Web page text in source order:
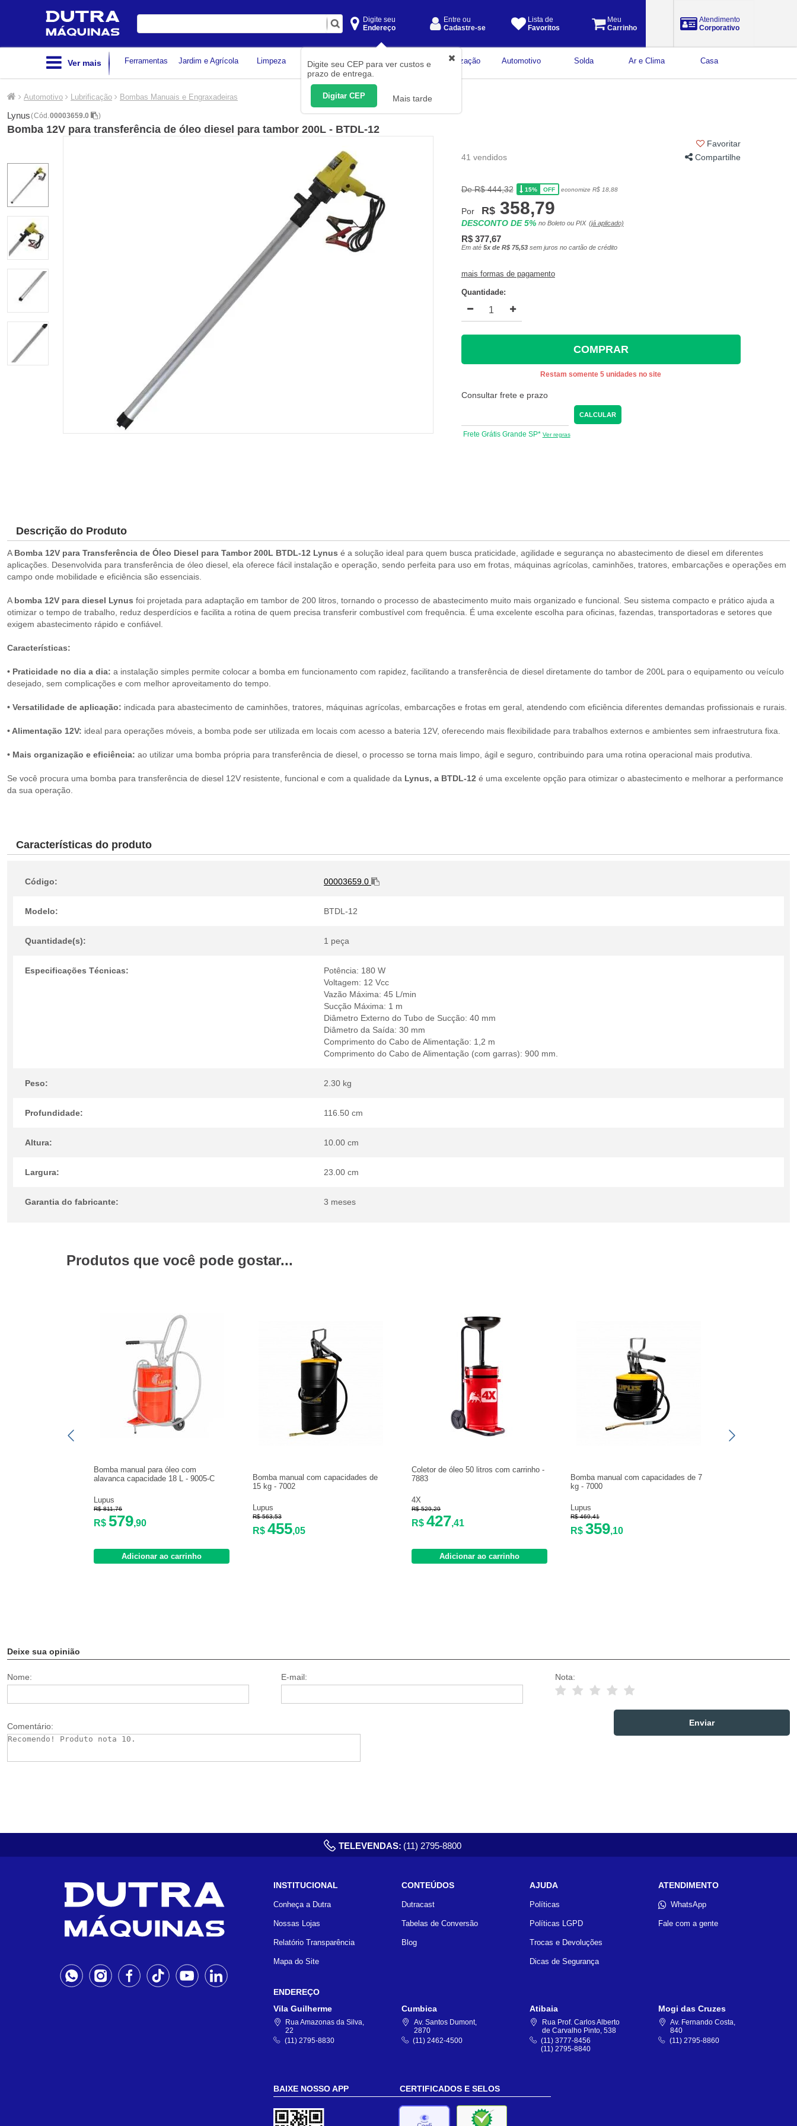
Digite
Digite seu
Endereço
Digite seu CEP para ver custos e
prazo de entrega.
Digitar CEP Mais tarde
Entre ou
Cadastre-se
Lista de
Favoritos
Meu
Carrinho
Atendimento
Corporativo
Ver mais Ferramentas Jardim e Agrícola Limpeza Construção Civil
Medição
Organização Automotivo Solda Ar e Clima Casa
Automotivo Lubrificação Bombas Manuais e Engraxadeiras
Lynus(Cód. 00003659.0 )
Bomba 12V para transferência de óleo diesel para tambor 200L - BTDL-12
Favoritar
41 vendidos
Compartilhe
De R$ 444,32 15% OFF economize R$ 18,88
Por R$ 358,79
DESCONTO DE 5% no Boleto ou PIX (já aplicado)
R$ 377,67
Em até 5x de R$ 75,53sem juros no cartão de crédito
mais formas de pagamento
Quantidade:
COMPRAR
Restam somente 5 unidades no site
Consultar frete e prazo
CALCULAR
Frete Grátis Grande SP* Ver regras
Descrição do Produto
A Bomba 12V para Transferência de Óleo Diesel para Tambor 200L BTDL-12 Lynus é a solução ideal para quem busca praticidade, agilidade e segurança no abastecimento de diesel em diferentes
aplicações. Desenvolvida para transferência de óleo diesel, ela oferece fácil instalação e operação, sendo perfeita para uso em frotas, máquinas agrícolas, caminhões, tratores, embarcações e operações em
campo onde mobilidade e eficiência são essenciais.
A bomba 12V para diesel Lynus foi projetada para adaptação em tambor de 200 litros, tornando o processo de abastecimento muito mais organizado e funcional. Seu sistema compacto e prático ajuda a
otimizar o tempo de trabalho, reduz desperdícios e facilita a rotina de quem precisa transferir combustível com frequência. É uma excelente escolha para oficinas, fazendas, transportadoras e setores que
exigem abastecimento rápido e confiável.
Características:
• Praticidade no dia a dia: a instalação simples permite colocar a bomba em funcionamento com rapidez, facilitando a transferência de diesel diretamente do tambor de 200L para o equipamento ou veículo
desejado, sem complicações e com melhor aproveitamento do tempo.
• Versatilidade de aplicação: indicada para abastecimento de caminhões, tratores, máquinas agrícolas, embarcações e frotas em geral, atendendo com eficiência diferentes demandas profissionais e rurais.
• Alimentação 12V: ideal para operações móveis, a bomba pode ser utilizada em locais com acesso a bateria 12V, oferecendo mais flexibilidade para trabalhos externos e ambientes sem infraestrutura fixa.
• Mais organização e eficiência: ao utilizar uma bomba própria para transferência de diesel, o processo se torna mais limpo, ágil e seguro, contribuindo para uma rotina operacional mais produtiva.
Se você procura uma bomba para transferência de diesel 12V resistente, funcional e com a qualidade da Lynus, a BTDL-12 é uma excelente opção para otimizar o abastecimento e melhorar a performance
da sua operação.
Características do produto
Código: 00003659.0
Modelo: BTDL-12
Quantidade(s): 1 peça
Especificações Técnicas:
Potência: 180 W
Voltagem: 12 Vcc
Vazão Máxima: 45 L/min
Sucção Máxima: 1 m
Diâmetro Externo do Tubo de Sucção: 40 mm
Diâmetro da Saída: 30 mm
Comprimento do Cabo de Alimentação: 1,2 m
Comprimento do Cabo de Alimentação (com garras): 900 mm.
Peso: 2.30 kg
Profundidade: 116.50 cm
Altura: 10.00 cm
Largura: 23.00 cm
Garantia do fabricante: 3 meses
Produtos que você pode gostar...
Bomba manual para óleo com
alavanca capacidade 18 L - 9005-C
Lupus
R$ 811,76
R$ 579,90
Adicionar ao carrinho
Bomba manual com capacidades de
15 kg - 7002
Lupus
R$ 563,53
R$ 455,05
Coletor de óleo 50 litros com carrinho -
7883
4X
R$ 529,29
R$ 427,41
Adicionar ao carrinho
Bomba manual com capacidades de 7
kg - 7000
Lupus
R$ 469,41
R$ 359,10
Deixe sua opinião
Nome: E-mail: Nota:
Comentário:
TELEVENDAS: (11) 2795-8800
INSTITUCIONAL
Conheça a Dutra
Nossas Lojas
Relatório Transparência
Mapa do Site
CONTEÚDOS
Dutracast
Tabelas de Conversão
Blog
AJUDA
Políticas
Políticas LGPD
Trocas e Devoluções
Dicas de Segurança
ATENDIMENTO
WhatsApp
Fale com a gente
ENDEREÇO
Vila Guilherme
Rua Amazonas da Silva,
22
(11) 2795-8830
Cumbica
Av. Santos Dumont,
2870
(11) 2462-4500
Atibaia
Rua Prof. Carlos Alberto
de Carvalho Pinto, 538
(11) 3777-8456
(11) 2795-8840
Mogi das Cruzes
Av. Fernando Costa,
840
(11) 2795-8860
BAIXE NOSSO APP CERTIFICADOS E SELOS